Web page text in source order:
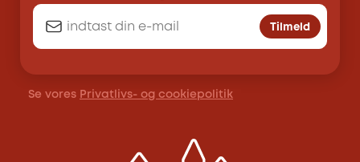
Tilmeld
Se vores Privatlivs- og cookiepolitik